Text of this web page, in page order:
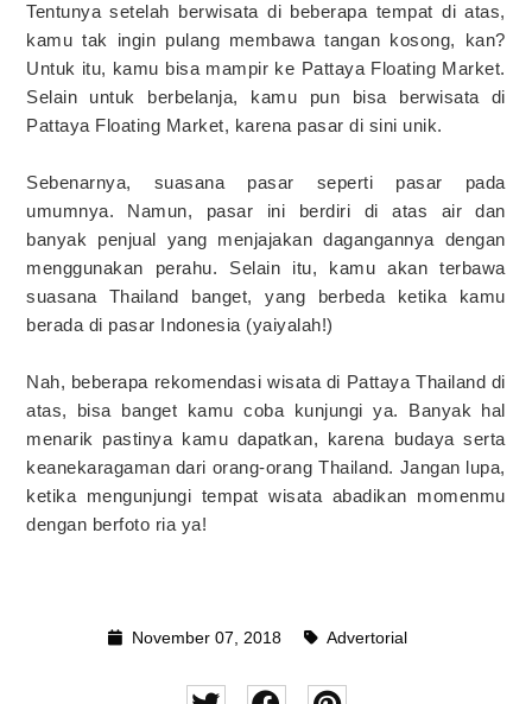
Tentunya setelah berwisata di beberapa tempat di atas,
kamu tak ingin pulang membawa tangan kosong, kan?
Untuk itu, kamu bisa mampir ke Pattaya Floating Market.
Selain untuk berbelanja, kamu pun bisa berwisata di
Pattaya Floating Market, karena pasar di sini unik.
Sebenarnya, suasana pasar seperti pasar pada
umumnya. Namun, pasar ini berdiri di atas air dan
banyak penjual yang menjajakan dagangannya dengan
menggunakan perahu. Selain itu, kamu akan terbawa
suasana Thailand banget, yang berbeda ketika kamu
berada di pasar Indonesia (yaiyalah!)
Nah, beberapa rekomendasi wisata di Pattaya Thailand di
atas, bisa banget kamu coba kunjungi ya. Banyak hal
menarik pastinya kamu dapatkan, karena budaya serta
keanekaragaman dari orang-orang Thailand. Jangan lupa,
ketika mengunjungi tempat wisata abadikan momenmu
dengan berfoto ria ya!
November 07, 2018 Advertorial